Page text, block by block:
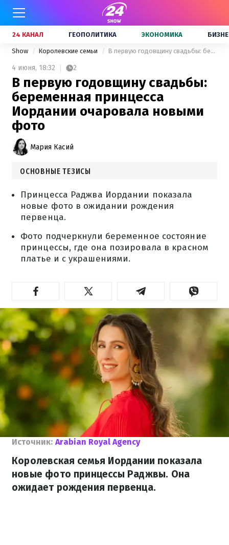
24 КАНАЛ ГЕОПОЛИТИКА ЭКОНОМИКА
Show Королевские семьи В первую годовщину свадьбы: беременная принцесса Иордании очаровала новыми фото
4 июня, 18:32 2
В первую годовщину свадьбы:
беременная принцесса
Иордании очаровала новыми
фото
Мария Касий
ОСНОВНЫЕ ТЕЗИСЫ
Принцесса Раджва Иордании показала
новые фото в ожидании рождения
первенца.
Фото подчеркнули беременное состояние
принцессы, где она позировала в красном
платье и с украшениями.
Источник: Arabian Royal Agency
Королевская семья Иордании показала
новые фото принцессы Раджвы. Она
ожидает рождения первенца.